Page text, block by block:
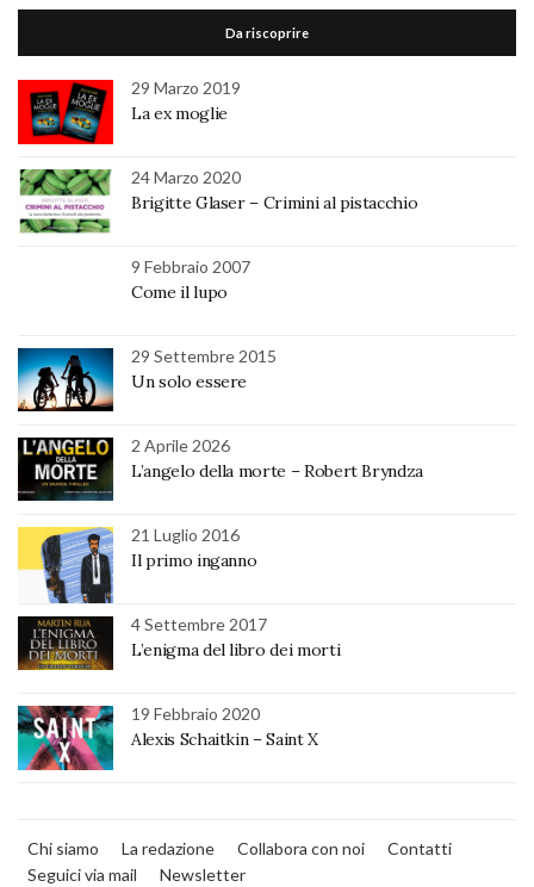
Da riscoprire
29 Marzo 2019
La ex moglie
24 Marzo 2020
Brigitte Glaser – Crimini al pistacchio
9 Febbraio 2007
Come il lupo
29 Settembre 2015
Un solo essere
2 Aprile 2026
L’angelo della morte – Robert Bryndza
21 Luglio 2016
Il primo inganno
4 Settembre 2017
L’enigma del libro dei morti
19 Febbraio 2020
Alexis Schaitkin – Saint X
Chi siamo La redazione Collabora con noi
Contatti
Seguici via mail
Newsletter